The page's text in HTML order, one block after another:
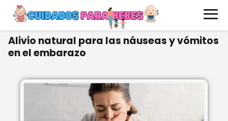
Alivio natural para las náuseas y vómitos
en el embarazo